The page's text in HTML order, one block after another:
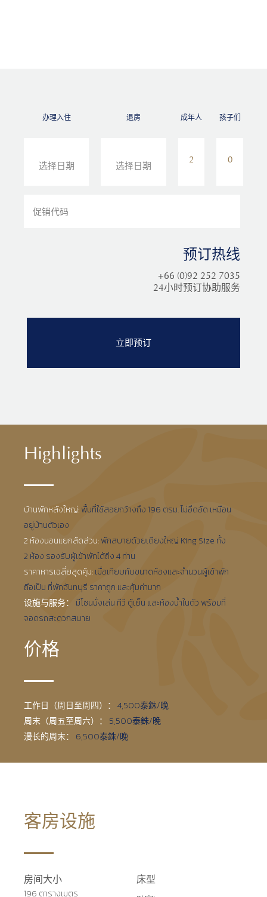
办理入住 退房 成年人 孩子们
预订热线
+66 (0)92 252 7035
24小时预订协助服务
Highlights
บ้านพักหลังใหญ่:พื้นที่ใช้สอยกว้างถึง 196 ตรม. ไม่อึดอัด เหมือน
อยู่บ้านตัวเอง
2 ห้องนอนแยกสัดส่วน:พักสบายด้วยเตียงใหญ่ King Size ทั้ง
2 ห้อง รองรับผู้เข้าพักได้ถึง 4 ท่าน
ราคาหารเฉลี่ยสุดคุ้ม:เมื่อเทียบกับขนาดห้องและจำนวนผู้เข้าพัก
ถือเป็น ที่พักจันทบุรี ราคาถูก และคุ้มค่ามาก
设施与服务： มีโซนนั่งเล่น ทีวี ตู้เย็น และห้องน้ำในตัว พร้อมที่
จอดรถสะดวกสบาย
价格
工作日（周日至周四）： 4,500泰銖/晚
周末（周五至周六）： 5,500泰銖/晚
漫长的周末： 6,500泰銖/晚
客房设施
房间大小
196 ตารางเมตร
床型